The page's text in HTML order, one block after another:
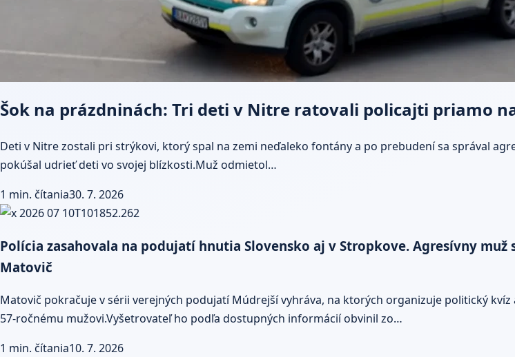
Šok na prázdninách: Tri deti v Nitre ratovali policajti priamo
Deti v Nitre zostali pri strýkovi, ktorý spal na zemi neďaleko fontány a po prebudení sa správal
pokúšal udrieť deti vo svojej blízkosti.Muž odmietol…
1 min. čítania30. 7. 2026
Polícia zasahovala na podujatí hnutia Slovensko aj v Stropkove. Agresívny
Matovič
Matovič pokračuje v sérii verejných podujatí Múdrejší vyhráva, na ktorých organizuje politický
57-ročnému mužovi.Vyšetrovateľ ho podľa dostupných informácií obvinil zo…
1 min. čítania10. 7. 2026